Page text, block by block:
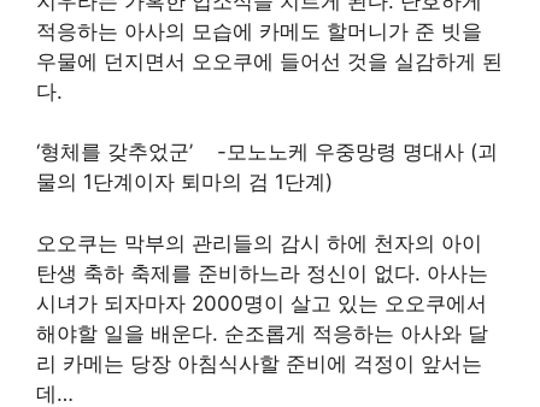
적응하는 아사의 모습에 카메도 할머니가 준 빗을
우물에 던지면서 오오쿠에 들어선 것을 실감하게 된
다.
‘형체를 갖추었군’ -모노노케 우중망령 명대사 (괴
물의 1단계이자 퇴마의 검 1단계)
오오쿠는 막부의 관리들의 감시 하에 천자의 아이
탄생 축하 축제를 준비하느라 정신이 없다. 아사는
시녀가 되자마자 2000명이 살고 있는 오오쿠에서
해야할 일을 배운다. 순조롭게 적응하는 아사와 달
리 카메는 당장 아침식사할 준비에 걱정이 앞서는
데…